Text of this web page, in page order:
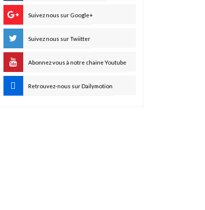
Suivez nous sur Google+
Suivez nous sur Twiitter
Abonnez vous à notre chaine Youtube
Retrouvez-nous sur Dailymotion